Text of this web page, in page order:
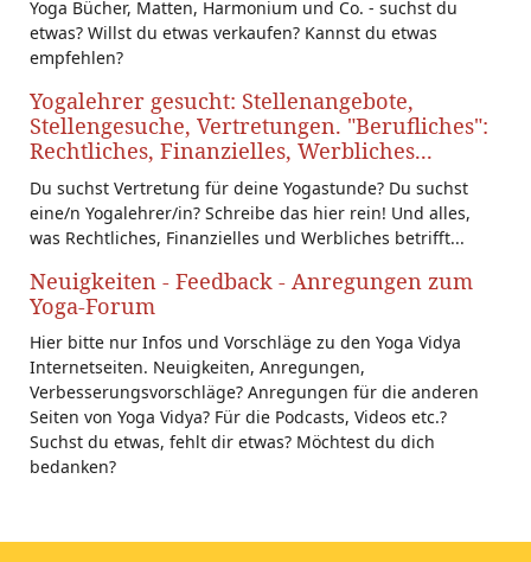
Yoga Bücher, Matten, Harmonium und Co. - suchst du
etwas? Willst du etwas verkaufen? Kannst du etwas
empfehlen?
Yogalehrer gesucht: Stellenangebote,
Stellengesuche, Vertretungen. "Berufliches":
Rechtliches, Finanzielles, Werbliches...
Du suchst Vertretung für deine Yogastunde? Du suchst
eine/n Yogalehrer/in? Schreibe das hier rein! Und alles,
was Rechtliches, Finanzielles und Werbliches betrifft...
Neuigkeiten - Feedback - Anregungen zum
Yoga-Forum
Hier bitte nur Infos und Vorschläge zu den Yoga Vidya
Internetseiten. Neuigkeiten, Anregungen,
Verbesserungsvorschläge? Anregungen für die anderen
Seiten von Yoga Vidya? Für die Podcasts, Videos etc.?
Suchst du etwas, fehlt dir etwas? Möchtest du dich
bedanken?